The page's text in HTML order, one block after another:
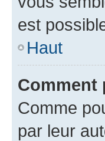
est
Haut
Comment
Comme
par leur